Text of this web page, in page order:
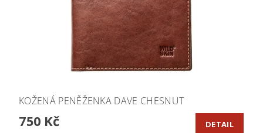
KOŽENÁ PENĚŽENKA DAVE CHESNUT
750 Kč DETAIL